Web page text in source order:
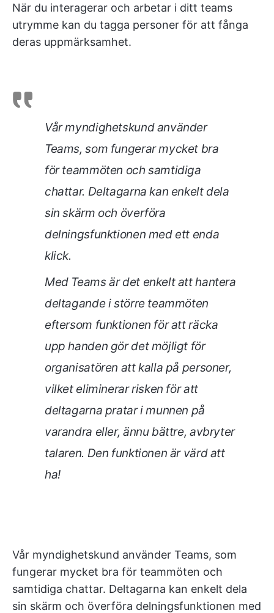
När du interagerar och arbetar i ditt teams
utrymme kan du tagga personer för att fånga
deras uppmärksamhet.
Vår myndighetskund använder
Teams, som fungerar mycket bra
för teammöten och samtidiga
chattar. Deltagarna kan enkelt dela
sin skärm och överföra
delningsfunktionen med ett enda
klick.
Med Teams är det enkelt att hantera
deltagande i större teammöten
eftersom funktionen för att räcka
upp handen gör det möjligt för
organisatören att kalla på personer,
vilket eliminerar risken för att
deltagarna pratar i munnen på
varandra eller, ännu bättre, avbryter
talaren. Den funktionen är värd att
ha!
Vår myndighetskund använder Teams, som
fungerar mycket bra för teammöten och
samtidiga chattar. Deltagarna kan enkelt dela
sin skärm och överföra delningsfunktionen med